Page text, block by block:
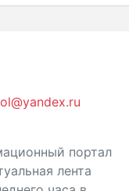
портал
лента